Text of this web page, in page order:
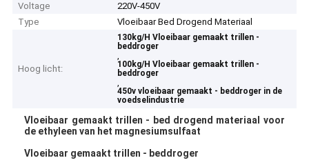
Voltage
220V-450V
Type
Vloeibaar Bed Drogend Materiaal
Hoog licht:
130kg/H Vloeibaar gemaakt trillen -
beddroger
,
100kg/H Vloeibaar gemaakt trillen -
beddroger
,
450v vloeibaar gemaakt - beddroger in de
voedselindustrie
Vloeibaar gemaakt trillen - bed drogend materiaal voor
de ethyleen van het magnesiumsulfaat
Vloeibaar gemaakt trillen - beddroger